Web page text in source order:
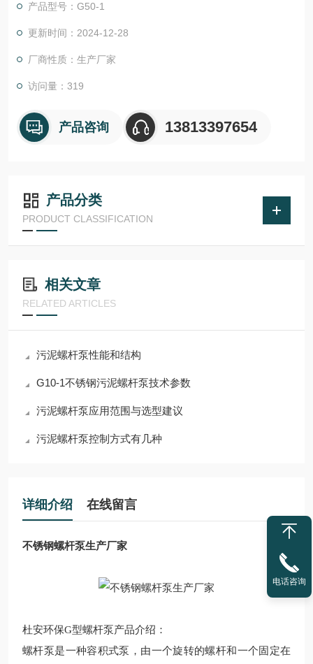
产品型号：G50-1
更新时间：2024-12-28
厂商性质：生产厂家
访问量：319
产品咨询 13813397654
产品分类
PRODUCT CLASSIFICATION
相关文章
RELATED ARTICLES
污泥螺杆泵性能和结构
G10-1不锈钢污泥螺杆泵技术参数
污泥螺杆泵应用范围与选型建议
污泥螺杆泵控制方式有几种
详细介绍 在线留言
不锈钢螺杆泵生产厂家
杜安环保G型螺杆泵产品介绍 ：
螺杆泵是一种容积式泵，由一个旋转的螺杆和一个固定在
电话咨询